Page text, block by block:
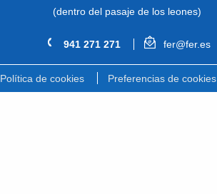
(dentro del pasaje de los leones)
941 271 271 fer@fer.es
Política de cookies Preferencias de cookies